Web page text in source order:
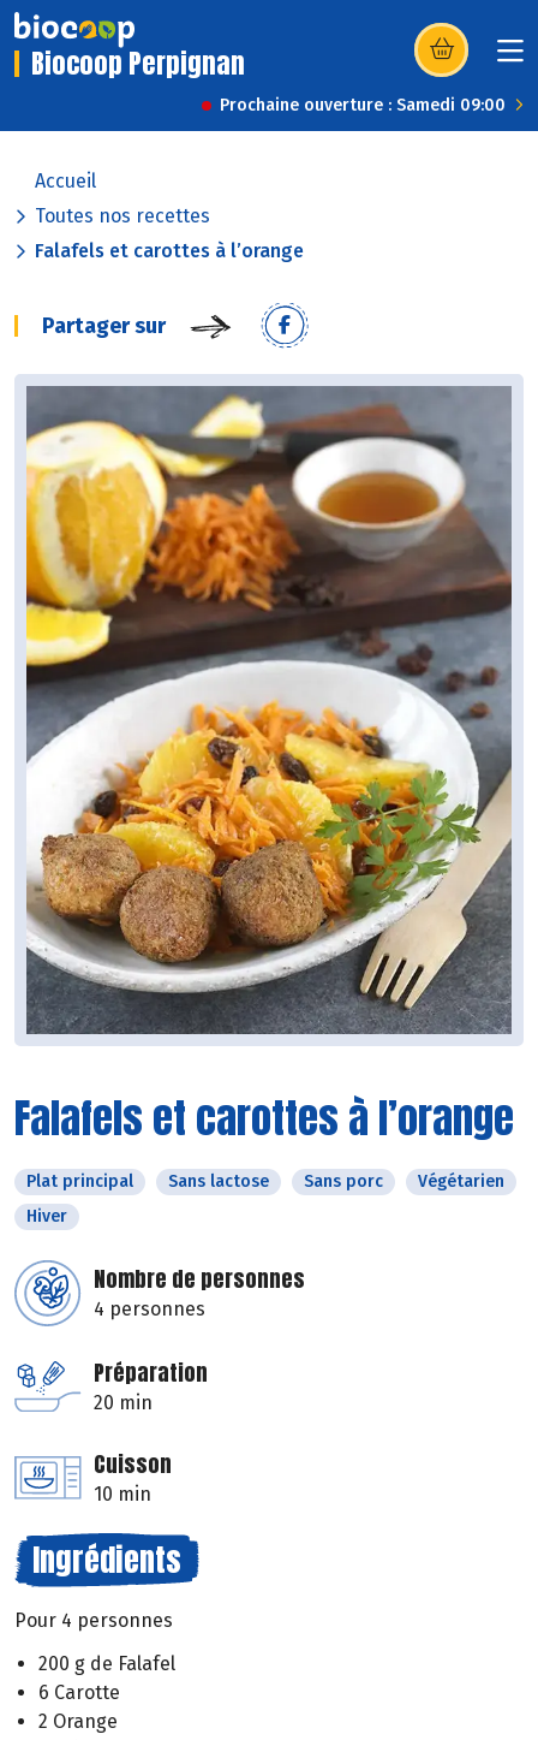
Biocoop Perpignan (s’ouvre dans
Prochaine ouverture : Samedi 09:00
Accueil
Toutes nos recettes
Falafels et carottes à l’orange
Partager sur
Falafels et carottes à l’orange
Plat principal Sans lactose Sans porc
Végétarien
Hiver
Nombre de personnes
4 personnes
Préparation
20 min
Cuisson
10 min
Ingrédients
Pour 4 personnes
200 g de Falafel
6 Carotte
2 Orange